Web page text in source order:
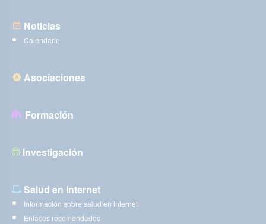
Noticias
Calendario
Asociaciones
Formación
Investigación
Salud en Internet
Información sobre salud en internet
Enlaces recomendados